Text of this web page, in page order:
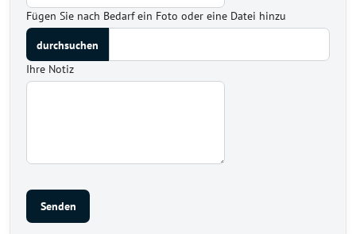
Fügen Sie nach Bedarf ein Foto oder eine Datei hinzu
Ihre Notiz
Senden